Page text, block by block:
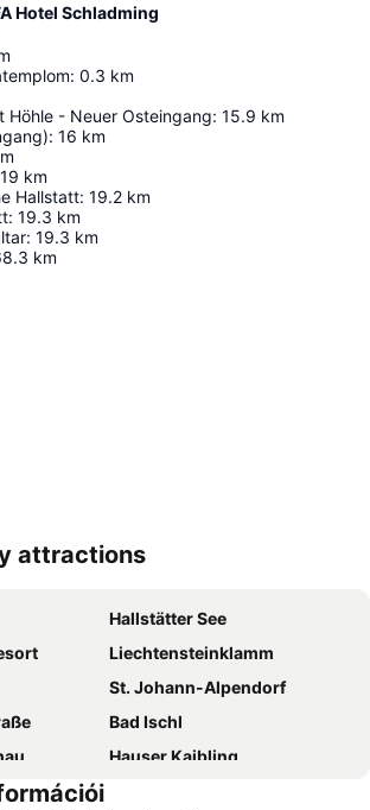
Hotel Schladming
: 0.3 km
Höhle - Neuer Osteingang: 15.9 km
: 16 km
19 km
Hallstatt: 19.2 km
: 19.3 km
: 19.3 km
km
attractions
Hallstätter See
Liechtensteinklamm
St. Johann-Alpendorf
Bad Ischl
Hauser Kaibling